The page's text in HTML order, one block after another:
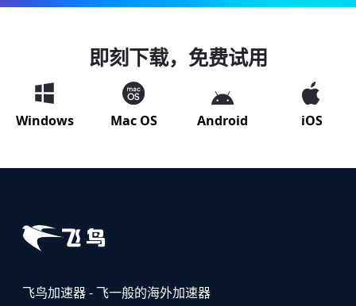
即刻下载，免费试用
Windows Mac OS Android iOS
飞鸟加速器 - 飞一般的海外加速器